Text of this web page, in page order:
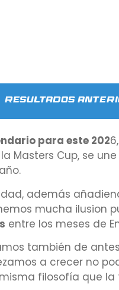
Resultados
para este 202
Masters Cup, se
además
mucha ilusion
entre los meses de
también de
a crecer no
filosofía que